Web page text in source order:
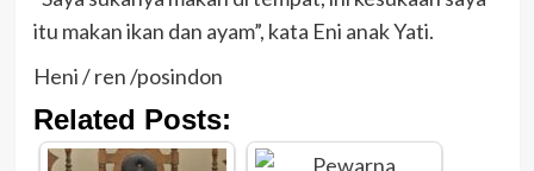
itu makan ikan dan ayam”, kata Eni anak Yati.
Heni / ren /posindon
Related Posts: